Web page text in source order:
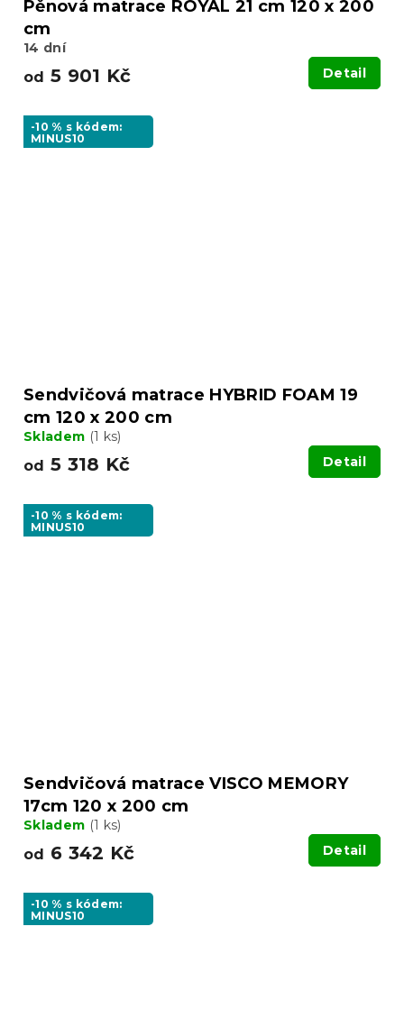
Pěnová matrace ROYAL 21 cm 120 x 200
cm
14 dní
od 5 901 Kč Detail
-10 % s kódem:
MINUS10
Sendvičová matrace HYBRID FOAM 19
cm 120 x 200 cm
Skladem (1 ks)
od 5 318 Kč Detail
-10 % s kódem:
MINUS10
Sendvičová matrace VISCO MEMORY
17cm 120 x 200 cm
Skladem (1 ks)
od 6 342 Kč Detail
-10 % s kódem:
MINUS10